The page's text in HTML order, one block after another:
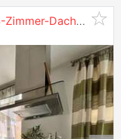
Mehr Terrasse Als Wohnfläche - 4-Zimmer-Dachgeschosswohnung mit 86 m² Sonnenterrasse in